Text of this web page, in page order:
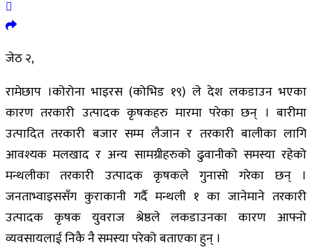
जेठ २,
रामेछाप ।कोरोना भाइरस (कोभिड १९) ले देश लकडाउन भएका
कारण तरकारी उत्पादक कृषकहरु मारमा परेका छन् । बारीमा
उत्पादित तरकारी बजार सम्म लैजान र तरकारी बालीका लागि
आवश्यक मलखाद र अन्य सामग्रीहरुको ढुवानीको समस्या रहेको
मन्थलीका तरकारी उत्पादक कृषकले गुनासो गरेका छन् ।
जनताभ्वाइससँग कुराकानी गर्दै मन्थली १ का जानेमाने तरकारी
उत्पादक कृषक युवराज श्रेष्ठले लकडाउनका कारण आफ्नो
व्यवसायलाई निकै नै समस्या परेको बताएका हुन् ।